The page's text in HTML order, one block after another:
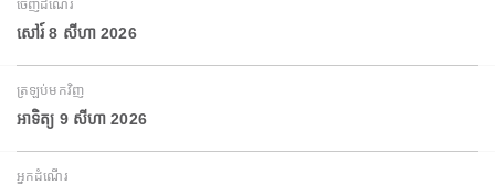
ចេញដំណើរ
សៅរ៍ 8 សីហា 2026
ត្រឡប់មកវិញ
អាទិត្យ 9 សីហា 2026
អ្នកដំណើរ